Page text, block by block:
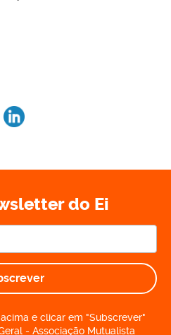
do Ei
e clicar em "Subscrever"
- Associação Mutualista